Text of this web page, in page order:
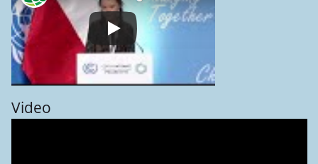
Video